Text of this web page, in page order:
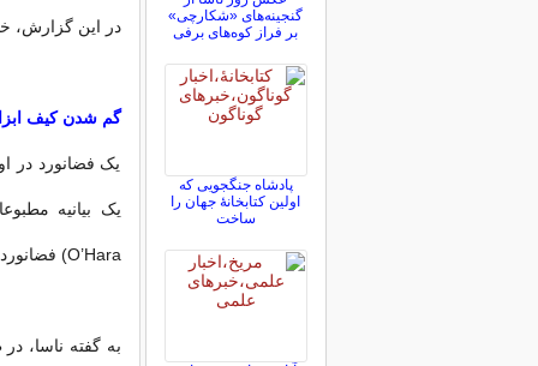
در این گزارش،
گم شدن کیف
یک فضانورد در
O’Hara) فضانوردان ناسا در حال انجام دادن تعمیراتی در ایستگاه فضایی بین‌المللی بودند.
گنجینه‌های «شکارچی»
بر فراز کوه‌های برفی
پادشاه جنگجویی که
اولین کتابخانۀ جهان را
ساخت